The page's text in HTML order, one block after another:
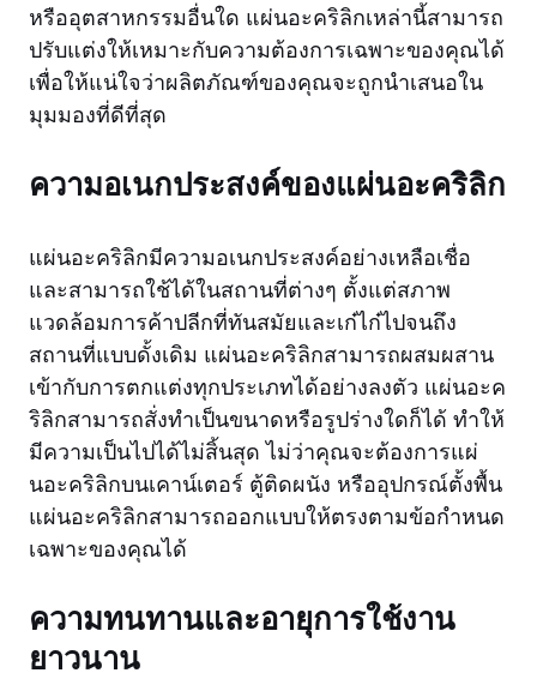
หรืออุตสาหกรรมอื่นใด แผ่นอะคริลิกเหล่านี้สามารถ
ปรับแต่งให้เหมาะกับความต้องการเฉพาะของคุณได้
เพื่อให้แน่ใจว่าผลิตภัณฑ์ของคุณจะถูกนำเสนอใน
มุมมองที่ดีที่สุด
ความอเนกประสงค์ของแผ่นอะคริลิก
แผ่นอะคริลิกมีความอเนกประสงค์อย่างเหลือเชื่อ
และสามารถใช้ได้ในสถานที่ต่างๆ ตั้งแต่สภาพ
แวดล้อมการค้าปลีกที่ทันสมัยและเก๋ไก๋ไปจนถึง
สถานที่แบบดั้งเดิม แผ่นอะคริลิกสามารถผสมผสาน
เข้ากับการตกแต่งทุกประเภทได้อย่างลงตัว แผ่นอะค
ริลิกสามารถสั่งทำเป็นขนาดหรือรูปร่างใดก็ได้ ทำให้
มีความเป็นไปได้ไม่สิ้นสุด ไม่ว่าคุณจะต้องการแผ่
นอะคริลิกบนเคาน์เตอร์ ตู้ติดผนัง หรืออุปกรณ์ตั้งพื้น
แผ่นอะคริลิกสามารถออกแบบให้ตรงตามข้อกำหนด
เฉพาะของคุณได้
ความทนทานและอายุการใช้งาน
ยาวนาน